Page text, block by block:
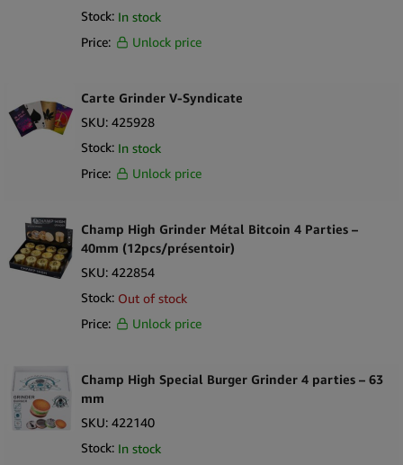
une collecte interne dans un format compact et portable. Sa
construction intégralement métallique contribue à la stabilité
Fourni dans un présentoir de comptoir de 12 unités, ce produit est
destiné aux acheteurs en gros, headshops et détaillants
spécialisés recherchant des grinders multipièces fiables, dans des
L’identité Best Buds, facilement reconnaissable, assure une
présentation cohérente au sein des assortiments d’accessoires
lifestyle.
Argumentaire de vente
Construction en métal durable conçue pour une utilisation
Configuration grinder 4 parties pour broyer et séparer
Diamètre 50mm adapté aux besoins de capacité standard
Dents taillées avec précision pour une action de broyage
constante
Fermeture magnétique du couvercle pour un alignement sûr
Stock: In stock
Price:
Unlock price
Carte Grinder V-Syndicate
SKU: 425928
Stock: In stock
Price:
Unlock price
Champ High Grinder Métal Bitcoin 4 Parties –
40mm (12pcs/présentoir)
SKU: 422854
Stock: Out of stock
Price:
Unlock price
Champ High Special Burger Grinder 4 parties – 63
mm
SKU: 422140
Stock: In stock